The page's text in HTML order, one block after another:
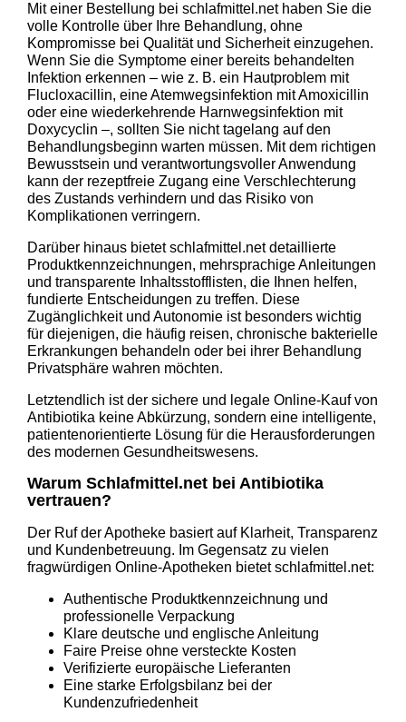
Mit einer Bestellung bei schlafmittel.net haben Sie die
volle Kontrolle über Ihre Behandlung, ohne
Kompromisse bei Qualität und Sicherheit einzugehen.
Wenn Sie die Symptome einer bereits behandelten
Infektion erkennen – wie z. B. ein Hautproblem mit
Flucloxacillin, eine Atemwegsinfektion mit Amoxicillin
oder eine wiederkehrende Harnwegsinfektion mit
Doxycyclin –, sollten Sie nicht tagelang auf den
Behandlungsbeginn warten müssen. Mit dem richtigen
Bewusstsein und verantwortungsvoller Anwendung
kann der rezeptfreie Zugang eine Verschlechterung
des Zustands verhindern und das Risiko von
Komplikationen verringern.
Darüber hinaus bietet schlafmittel.net detaillierte
Produktkennzeichnungen, mehrsprachige Anleitungen
und transparente Inhaltsstofflisten, die Ihnen helfen,
fundierte Entscheidungen zu treffen. Diese
Zugänglichkeit und Autonomie ist besonders wichtig
für diejenigen, die häufig reisen, chronische bakterielle
Erkrankungen behandeln oder bei ihrer Behandlung
Privatsphäre wahren möchten.
Letztendlich ist der sichere und legale Online-Kauf von
Antibiotika keine Abkürzung, sondern eine intelligente,
patientenorientierte Lösung für die Herausforderungen
des modernen Gesundheitswesens.
Warum Schlafmittel.net bei Antibiotika
vertrauen?
Der Ruf der Apotheke basiert auf Klarheit, Transparenz
und Kundenbetreuung. Im Gegensatz zu vielen
fragwürdigen Online-Apotheken bietet schlafmittel.net:
Authentische Produktkennzeichnung und
professionelle Verpackung
Klare deutsche und englische Anleitung
Faire Preise ohne versteckte Kosten
Verifizierte europäische Lieferanten
Eine starke Erfolgsbilanz bei der
Kundenzufriedenheit